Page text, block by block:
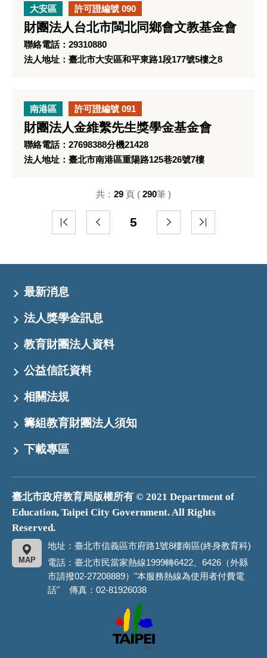
大安區 許可證編號 090
財團法人台北市閩北同鄉會文教基金會
聯絡電話：29310880
法人地址：臺北市大安區和平東路1段177號5樓之8
南港區 許可證編號 091
財團法人金維繫先生獎學金基金會
聯絡電話：27698388分機21428
法人地址：臺北市南港區重陽路125巷26號7樓
5
共： 29 頁 ( 290筆 )
最新消息
法人獎學金訊息
教育財團法人資料
公益信託資料
相關法規
籌組教育財團法人須知
下載專區
臺北市政府教育局版權所有 © 2021 Department of
Education, Taipei City Government. All Rights
Reserved.
地址：臺北市信義區市府路1號8樓南區(終身教育科)
MAP
電話：臺北市民當家熱線1999轉6422、6426（外縣
市請撥02-27208889）"本服務熱線為使用者付費電
話" 傳真：02-81926038
市
政